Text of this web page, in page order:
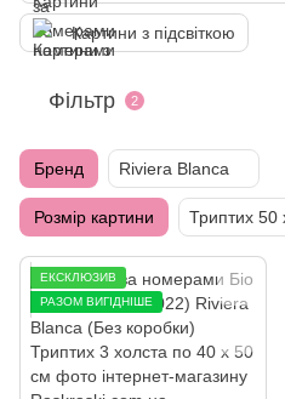
Картини з підсвіткою
Фільтр 2
Бренд Riviera Blanca
Розмір картини Триптих 50
ЕКСКЛЮЗИВ
РАЗОМ ВИГІДНІШЕ